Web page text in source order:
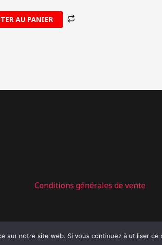
AU PANIER
Conditions générales de vente
: Graisse à chaine RK
sur notre site web. Si vous continuez à utiliser